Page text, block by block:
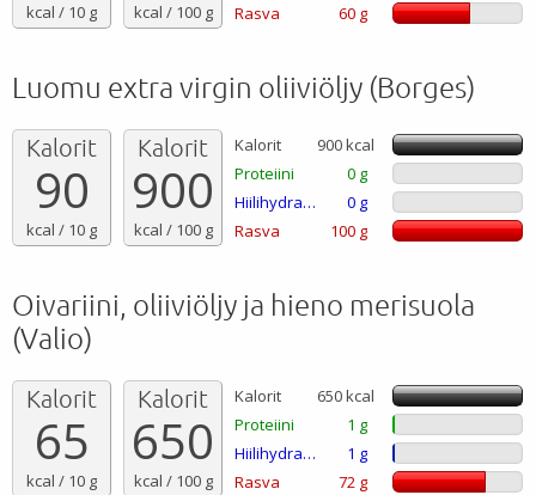
kcal / 10 g kcal / 100 g
Rasva
60 g
Luomu extra virgin oliiviöljy (Borges)
Kalorit
90
kcal / 10 g
Kalorit
900
kcal / 100 g
Kalorit
900 kcal
Proteiini
0 g
Hiilihydraatti
0 g
Rasva
100 g
Oivariini, oliiviöljy ja hieno merisuola
(Valio)
Kalorit
65
kcal / 10 g
Kalorit
650
kcal / 100 g
Kalorit
650 kcal
Proteiini
1 g
Hiilihydraatti
1 g
Rasva
72 g